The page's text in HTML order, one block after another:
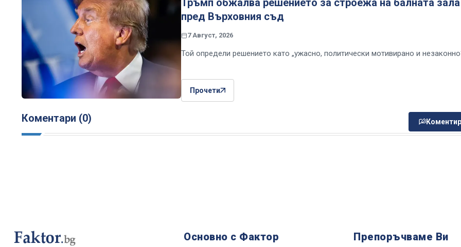
пред Върховния съд
7 Август, 2026
Той определи решението като „ужасно, политически мотивирано и
Прочети
Коментари (0)
Основно с Фактор Препоръчваме Ви